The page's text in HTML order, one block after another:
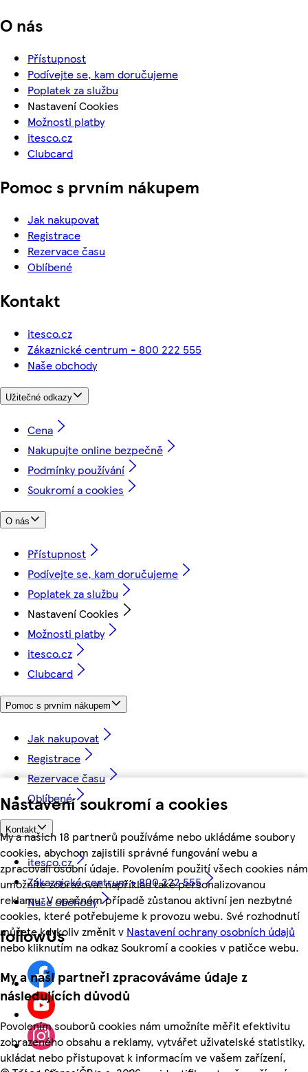
Nastavení soukromí a cookies
My a našich 18 partnerů používáme nebo ukládáme soubory
cookies, abychom zajistili správné fungování webu a
zpracovali osobní údaje. Povolením použití všech cookies nám
umožníte zobrazovat například také personalizovanou
reklamu. V opačném případě zůstanou aktivní jen nezbytné
cookies, které potřebujeme k provozu webu. Své rozhodnutí
můžete kdykoliv změnit v Nastavení ochrany osobních údajů
nebo kliknutím na odkaz Soukromí a cookies v patičce webu.
My a naši partneři zpracováváme údaje z
následujících důvodů
Povolením souborů cookies nám umožníte měřit efektivitu
zobrazeného obsahu a reklamy, vytvářet uživatelské statistiky,
ukládat nebo přistupovat k informacím ve vašem zařízení,
O nás
Přístupnost
Podívejte se, kam doručujeme
Poplatek za službu
Nastavení Cookies
Možnosti platby
itesco.cz
Clubcard
Pomoc s prvním nákupem
Jak nakupovat
Registrace
Rezervace času
Oblíbené
Kontakt
itesco.cz
Zákaznické centrum - 800 222 555
Naše obchody
Užitečné odkazy
Cena
Nakupujte online bezpečně
Podmínky používání
Soukromí a cookies
O nás
Přístupnost
Podívejte se, kam doručujeme
Poplatek za službu
Nastavení Cookies
Možnosti platby
itesco.cz
Clubcard
Pomoc s prvním nákupem
Jak nakupovat
Registrace
Rezervace času
Oblíbené
Kontakt
itesco.cz
Zákaznické centrum - 800 222 555
Naše obchody
followUs